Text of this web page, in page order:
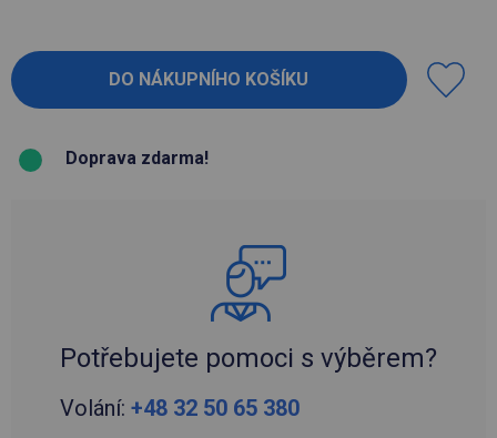
Doprava zdarma!
Potřebujete pomoci s výběrem?
Volání: +48 32 50 65 380